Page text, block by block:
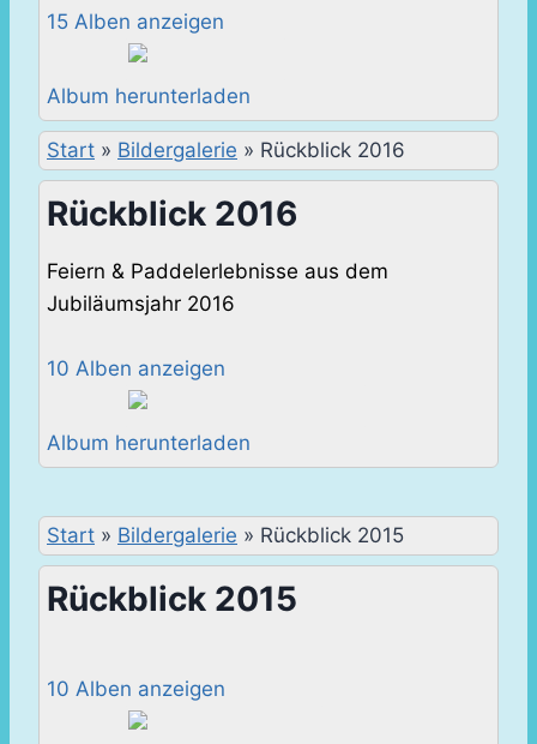
15 Alben anzeigen
Album herunterladen
Start » Bildergalerie » Rückblick 2016
Rückblick 2016
Feiern & Paddelerlebnisse aus dem
Jubiläumsjahr 2016
10 Alben anzeigen
Album herunterladen
Start » Bildergalerie » Rückblick 2015
Rückblick 2015
10 Alben anzeigen